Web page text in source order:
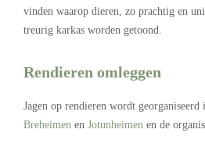
vinden waarop dieren, zo prachtig en
treurig karkas worden getoond.
Rendieren omleggen
Jagen op rendieren wordt georganiseerd
Breheimen en Jotunheimen en de